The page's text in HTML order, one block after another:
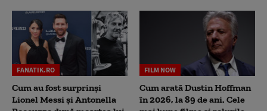
FANATIK.RO
Cum au fost surprinși
Lionel Messi și Antonella
FILM NOW
Cum arată Dustin Hoffman
în 2026, la 89 de ani. Cele